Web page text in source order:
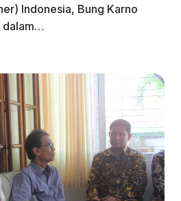
Indonesia, Bung Karno
dalam…